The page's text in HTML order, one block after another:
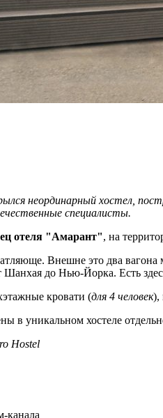
неординарный хостел,
специалисты.
отеля "Амарант", на
Внешне это два
до Нью-Йорка. Есть
кровати (для 4 человек),
в уникальном хостеле
Hostel
канала